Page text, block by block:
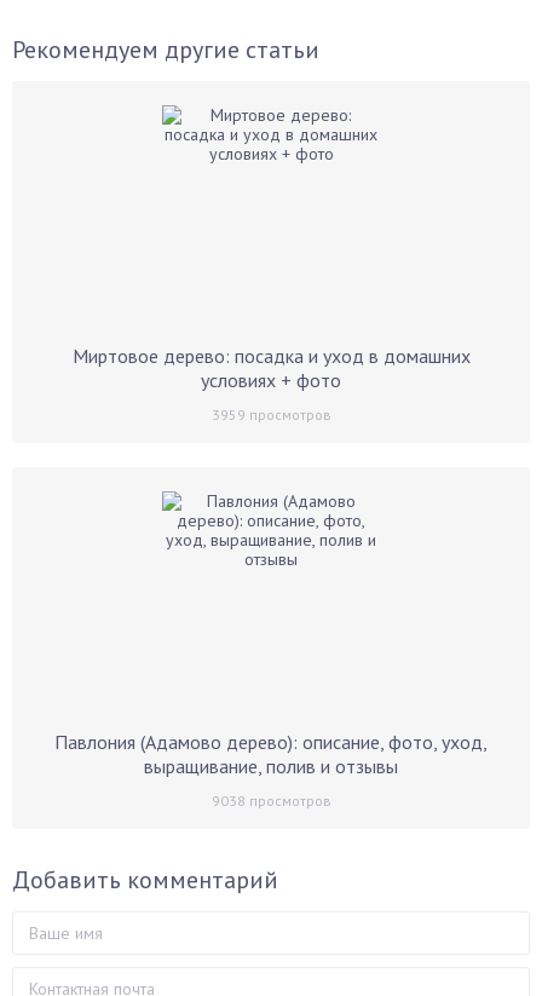
Рекомендуем другие статьи
Миртовое дерево: посадка и уход в домашних
условиях + фото
3959 просмотров
Павлония (Адамово дерево): описание, фото, уход,
выращивание, полив и отзывы
9038 просмотров
Добавить комментарий